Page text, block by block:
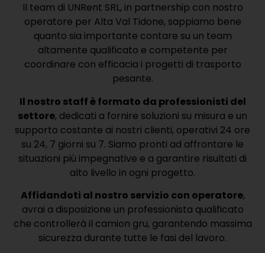
Il team di UNRent SRL, in partnership con nostro
operatore per Alta Val Tidone, sappiamo bene
quanto sia importante contare su un team
altamente qualificato e competente per
coordinare con efficacia i progetti di trasporto
pesante.
Il nostro staff è formato da professionisti del
settore, dedicati a fornire soluzioni su misura e un
supporto costante ai nostri clienti, operativi 24 ore
su 24, 7 giorni su 7. Siamo pronti ad affrontare le
situazioni più impegnative e a garantire risultati di
alto livello in ogni progetto.
Affidandoti al nostro servizio con operatore,
avrai a disposizione un professionista qualificato
che controllerà il camion gru, garantendo massima
sicurezza durante tutte le fasi del lavoro.